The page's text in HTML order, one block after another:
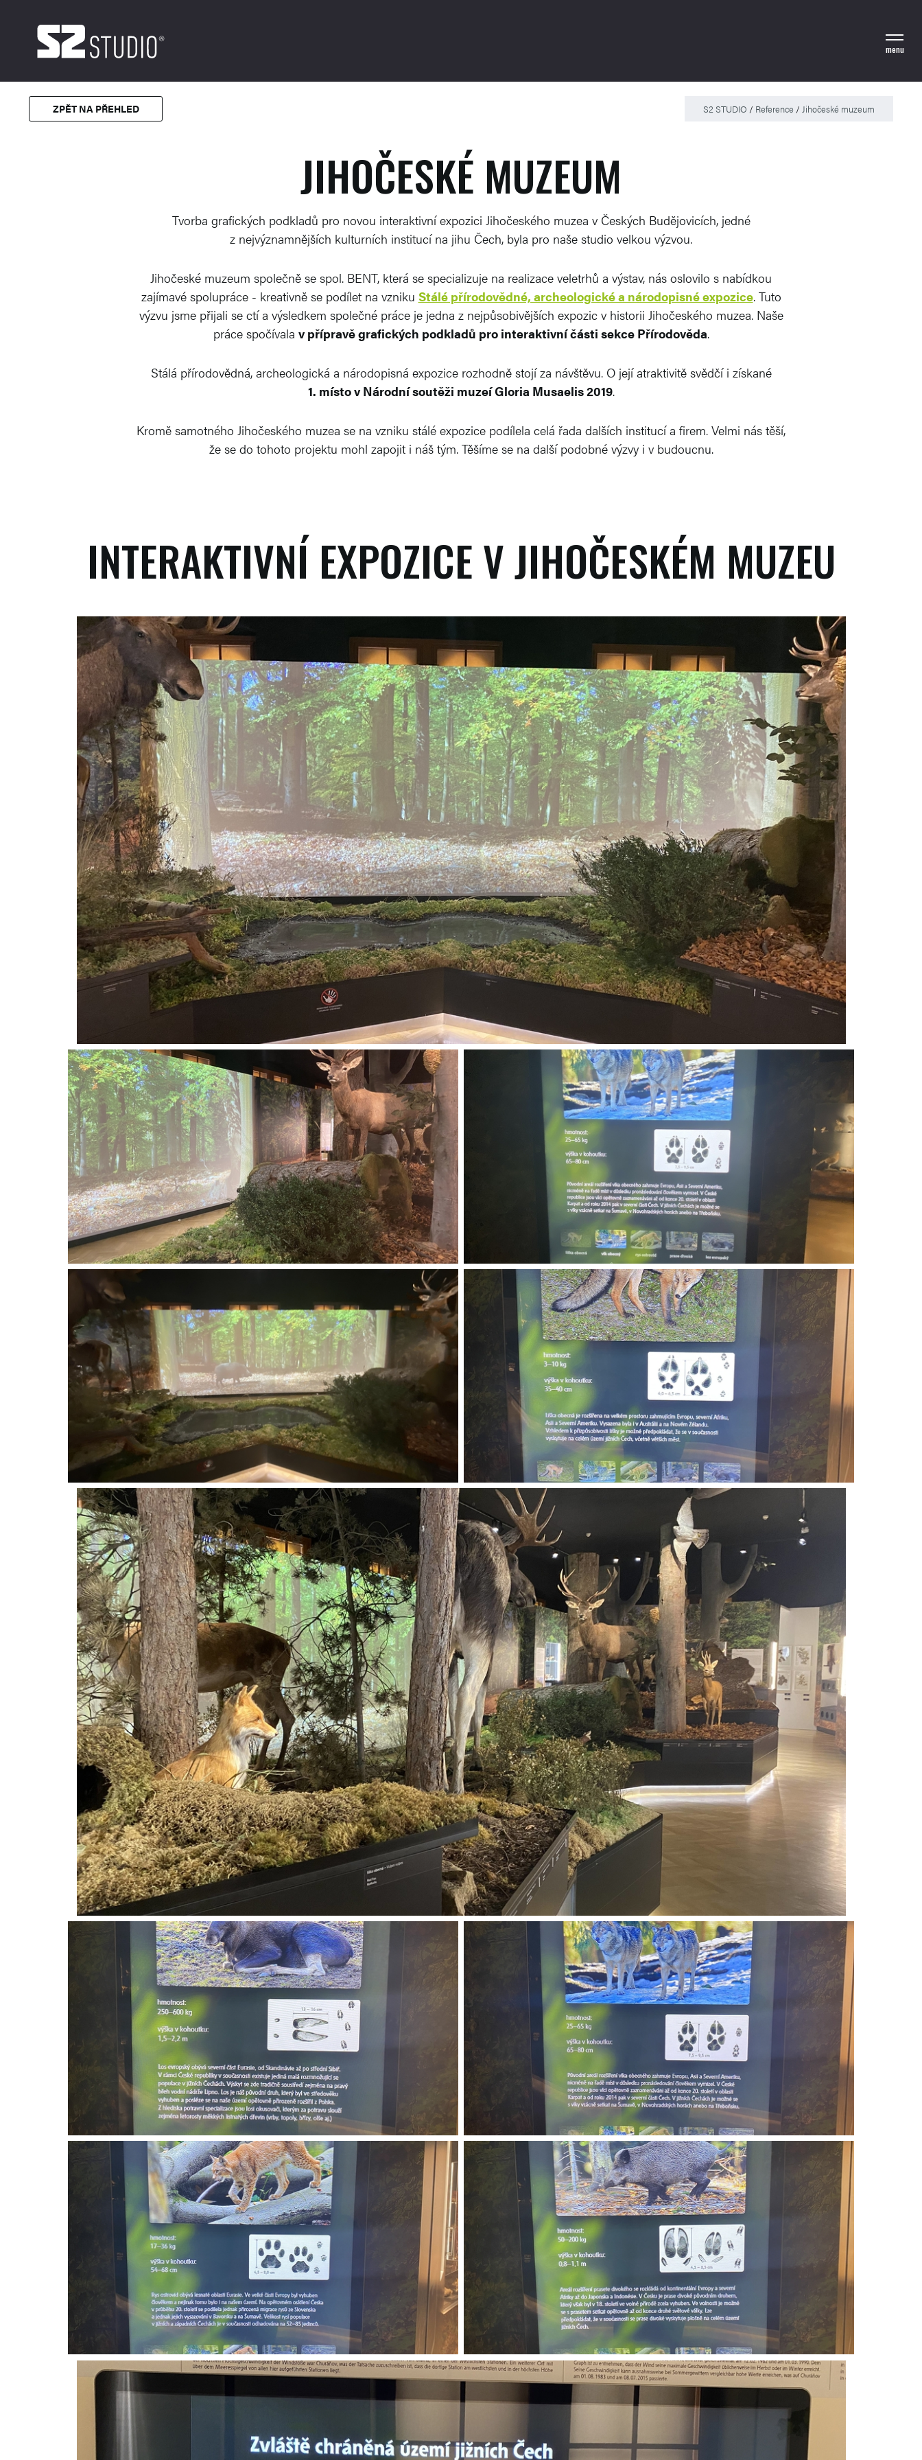
menu
S2 STUDIO / Reference / Jihočeské muzeum
ZPĚT NA PŘEHLED
JIHOČESKÉ MUZEUM
Tvorba grafických podkladů pro novou interaktivní expozici Jihočeského muzea v Českých Budějovicích, jedné
z nejvýznamnějších kulturních institucí na jihu Čech, byla pro naše studio velkou výzvou.
Jihočeské muzeum společně se spol. BENT, která se specializuje na realizace veletrhů a výstav, nás oslovilo s nabídkou
zajímavé spolupráce - kreativně se podílet na vzniku Stálé přírodovědné, archeologické a národopisné expozice. Tuto
výzvu jsme přijali se ctí a výsledkem společné práce je jedna z nejpůsobivějších expozic v historii Jihočeského muzea. Naše
práce spočívala v přípravě grafických podkladů pro interaktivní části sekce Přírodověda.
Stálá přírodovědná, archeologická a národopisná expozice rozhodně stojí za návštěvu. O její atraktivitě svědčí i získané
1. místo v Národní soutěži muzeí Gloria Musaelis 2019.
Kromě samotného Jihočeského muzea se na vzniku stálé expozice podílela celá řada dalších institucí a firem. Velmi nás těší,
že se do tohoto projektu mohl zapojit i náš tým. Těšíme se na další podobné výzvy i v budoucnu.
INTERAKTIVNÍ EXPOZICE V JIHOČESKÉM MUZEU